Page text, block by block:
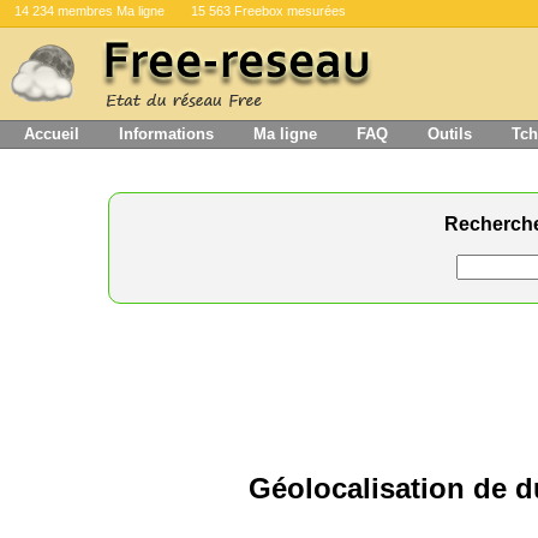
14 234 membres Ma ligne 15 563 Freebox mesurées
Accueil Informations Ma ligne FAQ Outils
Géolocalisation de